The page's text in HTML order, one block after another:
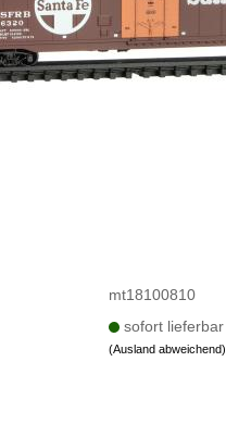
mt18100810
sofort lieferbar
(Ausland abweichend)